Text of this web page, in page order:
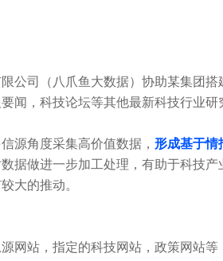
公司（八爪鱼大数据）协助某集团
闻，科技论坛等其他最新科技行业研
源角度采集高价值数据， 形成基于情
数据做进一步加工处理，有助于科技
大的推动。
网站，指定的科技网站，政策网站等